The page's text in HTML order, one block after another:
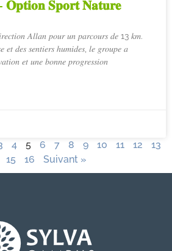
𝐒𝐩𝐨𝐫𝐭 𝐍𝐚𝐭𝐮𝐫𝐞
𝐴𝑙𝑙𝑎𝑛 𝑝𝑜𝑢𝑟 𝑢𝑛 𝑝𝑎𝑟𝑐𝑜𝑢𝑟𝑠 𝑑𝑒 13 𝑘𝑚.
𝑒𝑡 𝑑𝑒𝑠 𝑠𝑒𝑛𝑡𝑖𝑒𝑟𝑠 ℎ𝑢𝑚𝑖𝑑𝑒𝑠, 𝑙𝑒 𝑔𝑟𝑜𝑢𝑝𝑒 𝑎
𝑒𝑡 𝑢𝑛𝑒 𝑏𝑜𝑛𝑛𝑒 𝑝𝑟𝑜𝑔𝑟𝑒𝑠𝑠𝑖𝑜𝑛
4 5 6 7 8 9 10 11 12
13
15 16 Suivant »